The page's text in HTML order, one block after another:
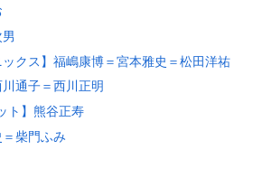
ックス】福嶋康博＝宮本雅史＝松田洋祐
川通子＝西川正明
ト】熊谷正寿
＝柴門ふみ